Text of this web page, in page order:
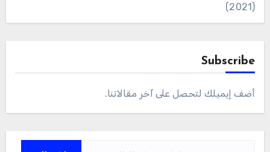
(2021)
Subscribe
أضف إيميلك لتحصل على آخر مقالاتنا.